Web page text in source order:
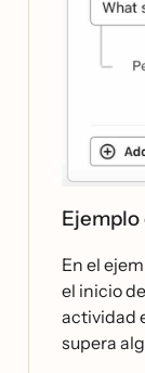
Ejemplo
En el
el inicio
actividad
supera